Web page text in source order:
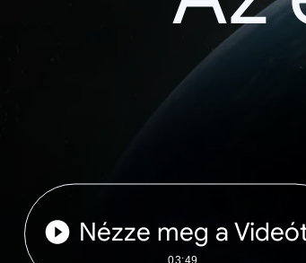
Nézze meg a
03:49